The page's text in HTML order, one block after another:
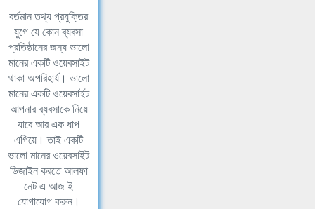
বর্তমান তথ্য প্রযুক্তির
যুগে যে কোন ব্যবসা
প্রতিষ্ঠানের জন্য ভালো
মানের একটি ওয়েবসাইট
থাকা অপরিহার্য। ভালো
মানের একটি ওয়েবসাইট
আপনার ব্যবসাকে নিয়ে
যাবে আর এক ধাপ
এগিয়ে। তাই একটি
ভালো মানের ওয়েবসাইট
ডিজাইন করতে আলফা
নেট এ আজ ই
যোগাযোগ করুন।